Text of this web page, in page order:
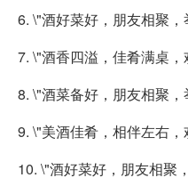
6. \"酒好菜好，朋友相聚
7. \"酒香四溢，佳肴满桌
8. \"酒菜备好，朋友相聚
9. \"美酒佳肴，相伴左右
10. \"酒好菜好，朋友相聚